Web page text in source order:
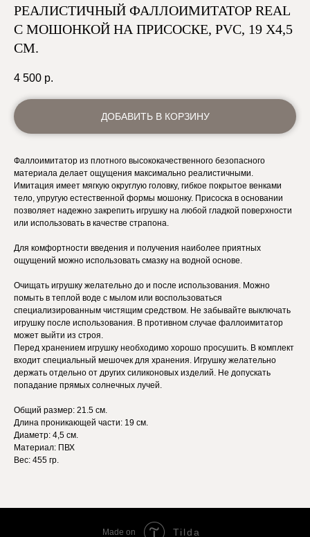
РЕАЛИСТИЧНЫЙ ФАЛЛОИМИТАТОР REAL
С МОШОНКОЙ НА ПРИСОСКЕ, PVC, 19 X4,5
СМ.
4 500 р.
ДОБАВИТЬ В КОРЗИНУ
Фаллоимитатор из плотного высококачественного безопасного
материала делает ощущения максимально реалистичными.
Имитация имеет мягкую округлую головку, гибкое покрытое венками
тело, упругую естественной формы мошонку. Присоска в основании
позволяет надежно закрепить игрушку на любой гладкой поверхности
или использовать в качестве страпона.
Для комфортности введения и получения наиболее приятных
ощущений можно использовать смазку на водной основе.
Очищать игрушку желательно до и после использования. Можно
помыть в теплой воде с мылом или воспользоваться
специализированным чистящим средством. Не забывайте выключать
игрушку после использования. В противном случае фаллоимитатор
может выйти из строя.
Перед хранением игрушку необходимо хорошо просушить. В комплект
входит специальный мешочек для хранения. Игрушку желательно
держать отдельно от других силиконовых изделий. Не допускать
попадание прямых солнечных лучей.
Общий размер: 21.5 см.
Длина проникающей части: 19 см.
Диаметр: 4,5 см.
Материал: ПВХ
Вес: 455 гр.
Made on Tilda